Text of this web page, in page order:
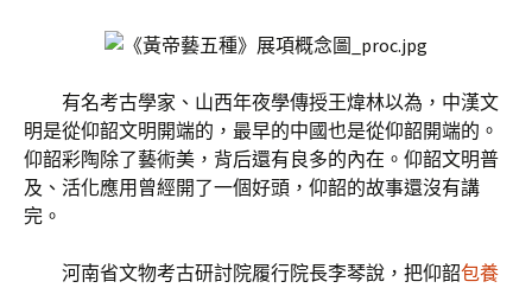
有名考古學家、山西年夜學傳授王煒林以為，中漢文
明是從仰韶文明開端的，最早的中國也是從仰韶開端的。
仰韶彩陶除了藝術美，背后還有良多的內在。仰韶文明普
及、活化應用曾經開了一個好頭，仰韶的故事還沒有講
完。
河南省文物考古研討院履行院長李琴說，把仰韶包養